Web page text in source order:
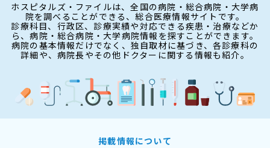
ホスピタルズ・ファイルは、全国の病院・総合病院・大学病
院を調べることができる、総合医療情報サイトです。
診療科目、行政区、診療実績や対応できる疾患・治療などか
ら、病院・総合病院・大学病院情報を探すことができます。
病院の基本情報だけでなく、独自取材に基づき、各診療科の
詳細や、病院長やその他ドクターに関する情報も紹介。
掲載情報について